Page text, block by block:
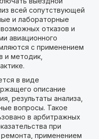
всей сопутствующей
и лабораторные
отказов и
авиационного
с применением
и методик,
в виде
описание
результаты анализа,
вопросы. Такое
в арбитражных
при
ремонта, применением